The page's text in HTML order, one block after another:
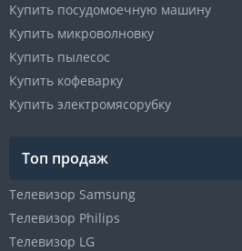
Купить посудомоечную машину
Купить микроволновку
Купить пылесос
Купить кофеварку
Купить электромясорубку
Топ продаж
Телевизор Samsung
Телевизор Philips
Телевизор LG